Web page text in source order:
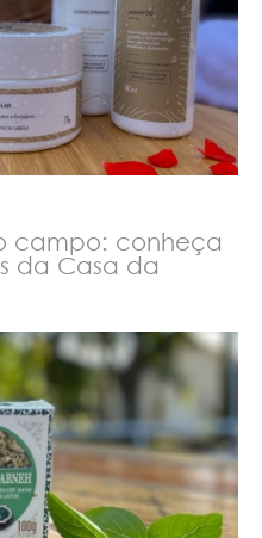
campo: conheça
da Casa da